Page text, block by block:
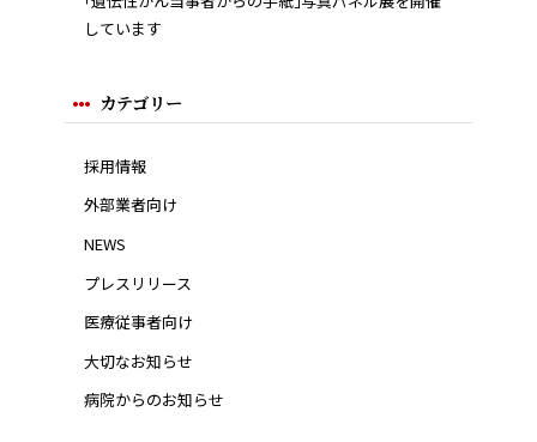
しています
カテゴリー
採用情報
外部業者向け
NEWS
プレスリリース
医療従事者向け
大切なお知らせ
病院からのお知らせ